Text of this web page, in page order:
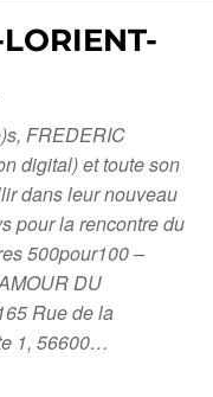
FREDERIC
digital) et toute son
dans leur nouveau
pour la rencontre du
500pour100 –
DU
Rue de la
1, 56600…